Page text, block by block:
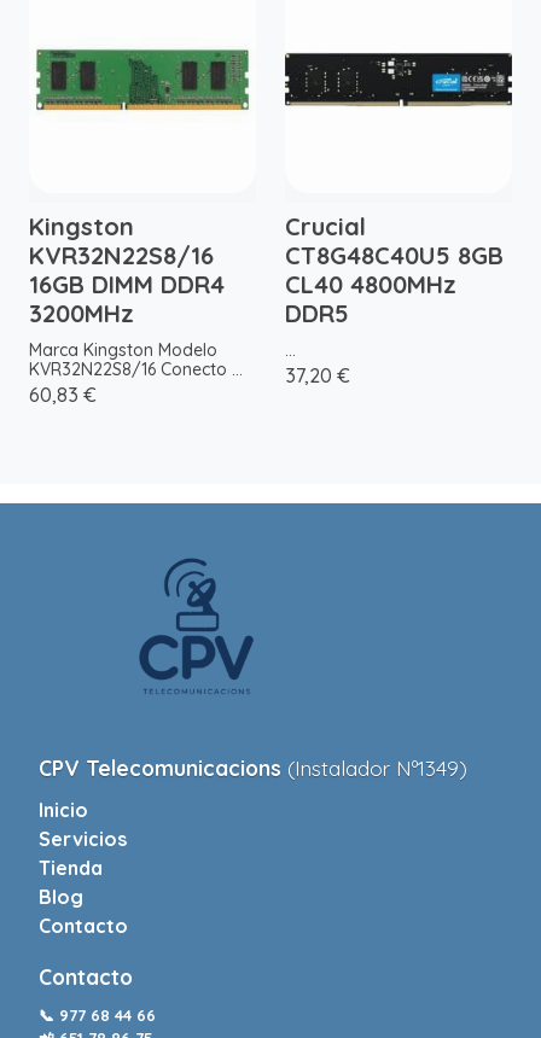
Kingston
KVR32N22S8/16
16GB DIMM DDR4
3200MHz
Marca Kingston Modelo
KVR32N22S8/16 Conecto ...
60,83 €
Crucial
CT8G48C40U5 8GB
CL40 4800MHz
DDR5
...
37,20 €
CPV Telecomunicacions (Instalador Nº1349)
Inicio
Servicios
Tienda
Blog
Contacto
Contacto
📞 977 68 44 66